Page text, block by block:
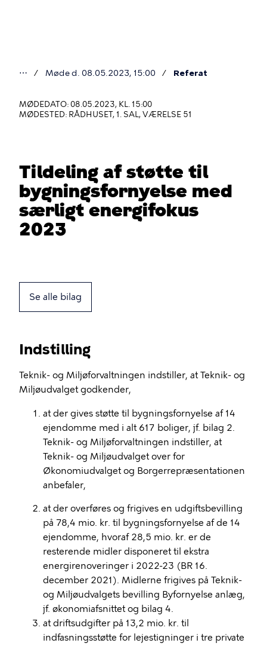
er
her
⋯ Møde d. 08.05.2023, 15:00 Referat
MØDEDATO: 08.05.2023, KL. 15:00
MØDESTED: RÅDHUSET, 1. SAL, VÆRELSE 51
Tildeling af støtte til
bygningsfornyelse med
særligt energifokus
2023
Se alle bilag
Indstilling
Teknik- og Miljøforvaltningen indstiller, at Teknik- og
Miljøudvalget godkender,
at der gives støtte til bygningsfornyelse af 14
ejendomme med i alt 617 boliger, jf. bilag 2.
Teknik- og Miljøforvaltningen indstiller, at
Teknik- og Miljøudvalget over for
Økonomiudvalget og Borgerrepræsentationen
anbefaler,
at der overføres og frigives en udgiftsbevilling
på 78,4 mio. kr. til bygningsfornyelse af de 14
ejendomme, hvoraf 28,5 mio. kr. er de
resterende midler disponeret til ekstra
energirenoveringer i 2022-23 (BR 16.
december 2021). Midlerne frigives på Teknik-
og Miljøudvalgets bevilling Byfornyelse anlæg,
jf. økonomiafsnittet og bilag 4.
at driftsudgifter på 13,2 mio. kr. til
indfasningsstøtte for lejestigninger i tre private